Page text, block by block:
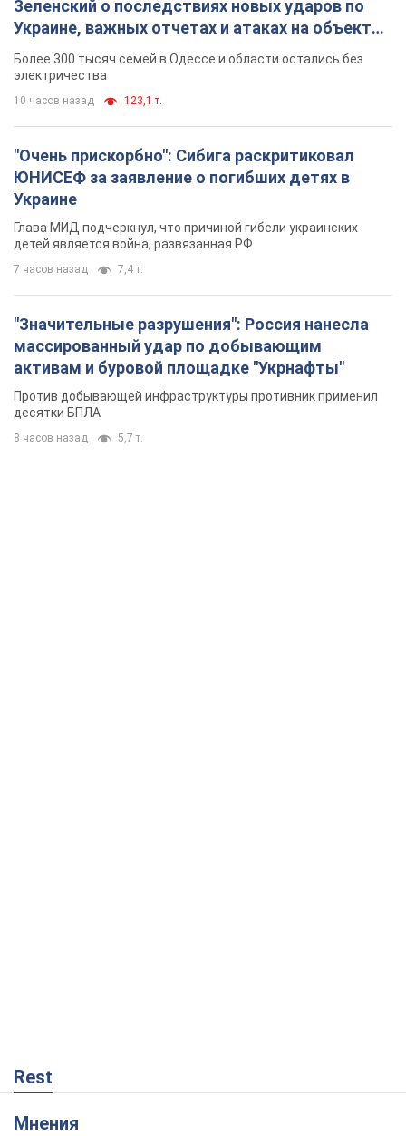
Зеленский о последствиях новых ударов по
Украине, важных отчетах и атаках на объекты
противника. Видео
Более 300 тысяч семей в Одессе и области остались без
электричества
10 часов назад 123,1 т.
"Очень прискорбно": Сибига раскритиковал
ЮНИСЕФ за заявление о погибших детях в
Украине
Глава МИД подчеркнул, что причиной гибели украинских
детей является война, развязанная РФ
7 часов назад 7,4 т.
"Значительные разрушения": Россия нанесла
массированный удар по добывающим
активам и буровой площадке "Укрнафты"
Против добывающей инфраструктуры противник применил
десятки БПЛА
8 часов назад 5,7 т.
Rest
Мнения